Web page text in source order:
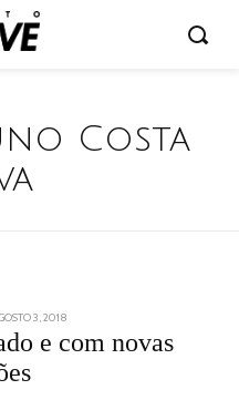
Costa
3, 2018
e com novas